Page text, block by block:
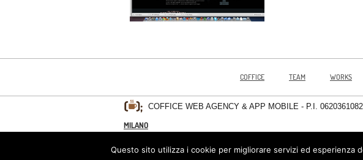
COFFICE TEAM WORKS
COFFICE WEB AGENCY & APP MOBILE - P.I.
MILANO
Questo sito utilizza i cookie per migliorare servizi ed esperienza